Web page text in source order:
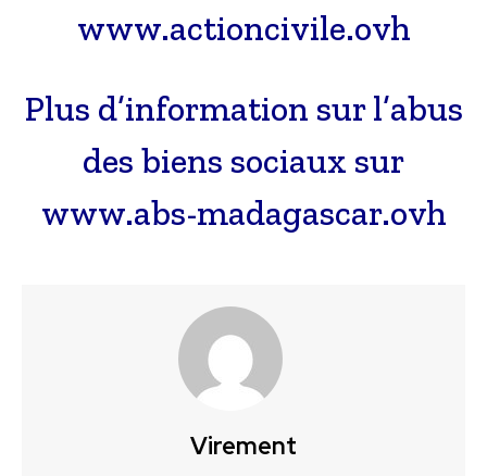
www.actioncivile.ovh
Plus d’information sur l’abus
des biens sociaux sur
www.abs-madagascar.ovh
Virement